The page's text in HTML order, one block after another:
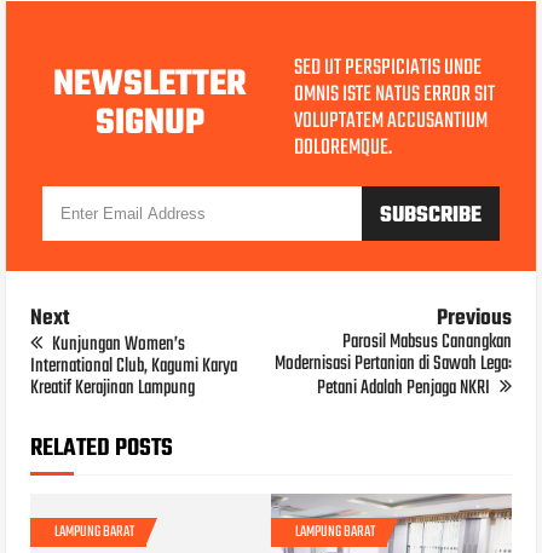
NEWSLETTER
SIGNUP
SED UT PERSPICIATIS UNDE
OMNIS ISTE NATUS ERROR SIT
VOLUPTATEM ACCUSANTIUM
DOLOREMQUE.
Next
Kunjungan Women’s
International Club, Kagumi Karya
Kreatif Kerajinan Lampung
Previous
Parosil Mabsus Canangkan
Modernisasi Pertanian di Sawah Lega:
Petani Adalah Penjaga NKRI
RELATED POSTS
LAMPUNG BARAT LAMPUNG BARAT